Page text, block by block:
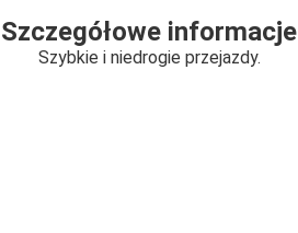
Szczegółowe informacje
Szybkie i niedrogie przejazdy.